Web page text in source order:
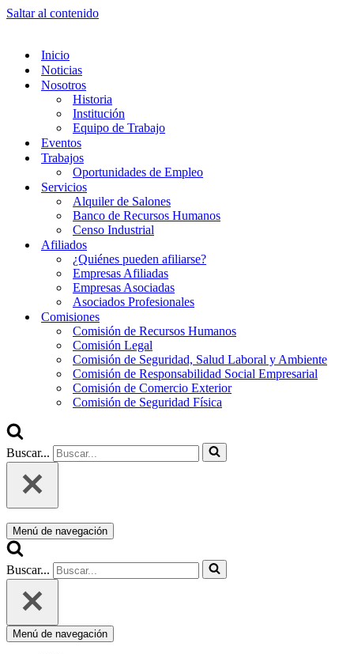
Saltar al contenido
Inicio
Noticias
Nosotros
Historia
Institución
Equipo de Trabajo
Eventos
Trabajos
Oportunidades de Empleo
Servicios
Alquiler de Salones
Banco de Recursos Humanos
Censo Industrial
Afiliados
¿Quiénes pueden afiliarse?
Empresas Afiliadas
Empresas Asociadas
Asociados Profesionales
Comisiones
Comisión de Recursos Humanos
Comisión Legal
Comisión de Seguridad, Salud Laboral y Ambiente
Comisión de Responsabilidad Social Empresarial
Comisión de Comercio Exterior
Comisión de Seguridad Física
Buscar...
Menú de navegación
Buscar...
Menú de navegación